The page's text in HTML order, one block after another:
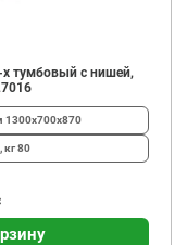
тумбовый с нишей,
1300х700х870
кг80